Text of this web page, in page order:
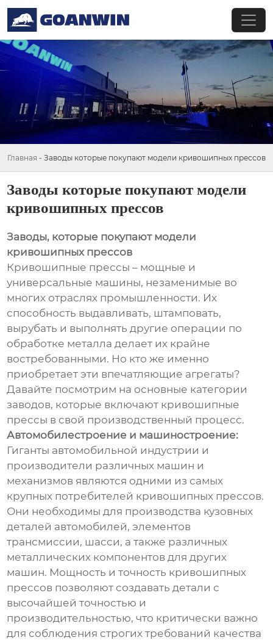
Главная - Заводы которые покупают модели кривошипных прессов
Заводы которые покупают модели
кривошипных прессов
Заводы, которые покупают модели
кривошипных прессов
Кривошипные прессы – мощные и
универсальные машины, незаменимые во
многих отраслях промышленности. Их
способность выдавливать, штамповать,
вырубать и выполнять другие операции по
обработке металла делает их крайне
востребованными. Но кто же именно
приобретает эти впечатляющие агрегаты?
Давайте посмотрим на основные категории
заводов, которые включают кривошипные
прессы в свой производственный процесс.
Автомобилестроение и машиностроение:
Гиганты автомобильной индустрии и
производители различных машин и
механизмов являются одними из самых
крупных потребителей кривошипных прессов.
Они необходимы для производства кузовных
деталей автомобилей, элементов
трансмиссии, шасси, а также различных
металлических компонентов для других
машин. Мощность и точность кривошипных
прессов позволяют создавать детали с
высочайшей точностью и
производительностью, что критически важно
для соблюдения строгих требований качества